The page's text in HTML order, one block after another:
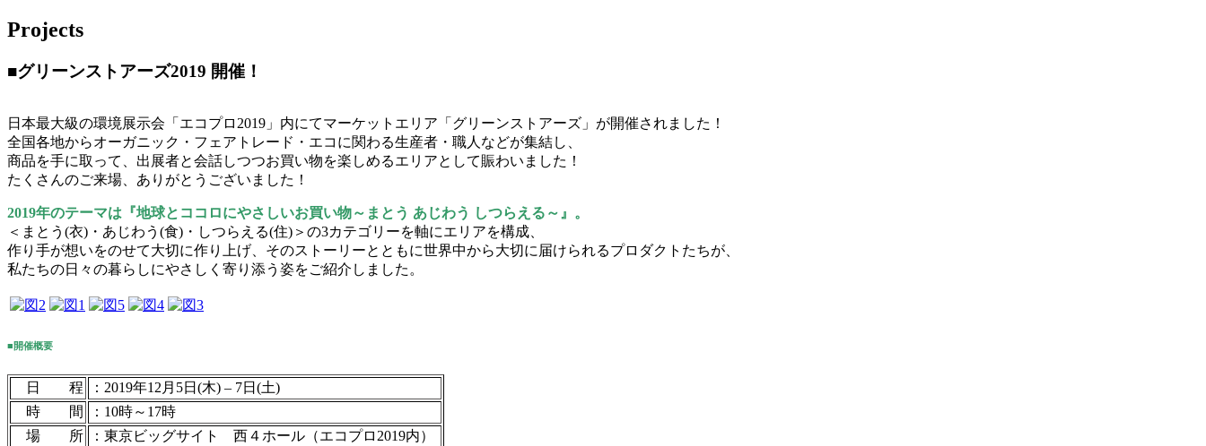
Projects
■グリーンストアーズ2019 開催！
日本最大級の環境展示会「エコプロ2019」内にてマーケットエリア「グリーンストアーズ」が開催されました！
全国各地からオーガニック・フェアトレード・エコに関わる生産者・職人などが集結し、
商品を手に取って、出展者と会話しつつお買い物を楽しめるエリアとして賑わいました！
たくさんのご来場、ありがとうございました！
2019年のテーマは『地球とココロにやさしいお買い物～まとう あじわう しつらえる～』。
＜まとう(衣)・あじわう(食)・しつらえる(住)＞の3カテゴリーを軸にエリアを構成、
作り手が想いをのせて大切に作り上げ、そのストーリーとともに世界中から大切に届けられるプロダクトたちが、
私たちの日々の暮らしにやさしく寄り添う姿をご紹介しました。
■開催概要
日 程
：2019年12月5日(木) – 7日(土)
時 間
：10時～17時
場 所
：東京ビッグサイト 西４ホール（エコプロ2019内）